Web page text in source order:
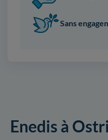
Sans
Enedis à